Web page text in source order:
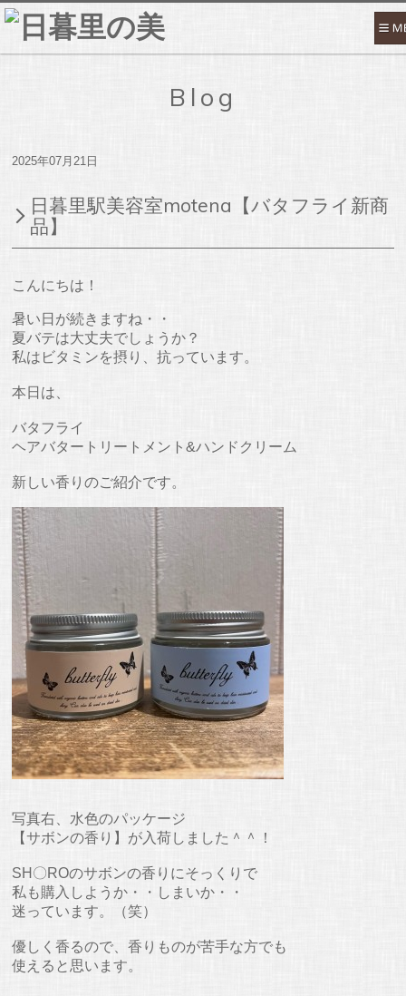
Blog
2025年07月21日
日暮里駅美容室motena【バタフライ新商
品】
こんにちは！
暑い日が続きますね・・
夏バテは大丈夫でしょうか？
私はビタミンを摂り、抗っています。
本日は、
バタフライ
ヘアバタートリートメント&ハンドクリーム
新しい香りのご紹介です。
写真右、水色のパッケージ
【サボンの香り】が入荷しました＾＾！
SH〇ROのサボンの香りにそっくりで
私も購入しようか・・しまいか・・
迷っています。（笑）
優しく香るので、香りものが苦手な方でも
使えると思います。